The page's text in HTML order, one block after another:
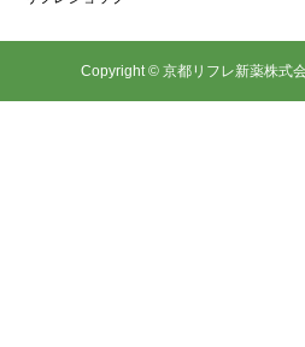
Copyright © 京都リフレ新薬株式